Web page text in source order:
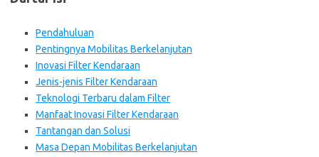
Pendahuluan
Pentingnya Mobilitas Berkelanjutan
Inovasi Filter Kendaraan
Jenis-jenis Filter Kendaraan
Teknologi Terbaru dalam Filter
Manfaat Inovasi Filter Kendaraan
Tantangan dan Solusi
Masa Depan Mobilitas Berkelanjutan